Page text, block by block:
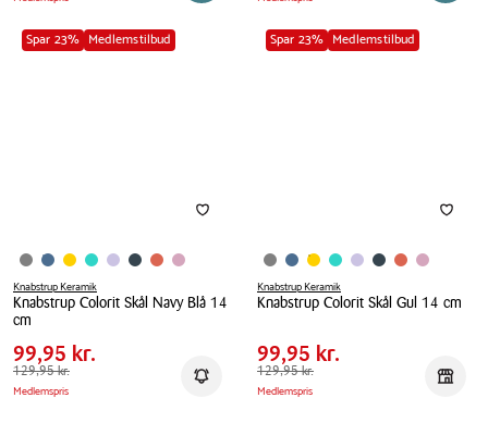
14
cm
Sand
19
Spar 23% Medlemstilbud
Knabstrup Keramik
Knabstrup Colorit Skål Navy Blå 14
cm
Knabstrup
Colorit
Skål
Pris
tabel
Pris
99,95 kr.
Spar
30,00 kr.
Førpris
99,95 kr.
129,95 kr.
Medlemspris Få besked
Spar 23% Medlemstilbud
Knabstrup Keramik
Knabstrup Colorit Skål Gul 14 cm
Colorit
Skål
Gul
Pris
Pris
99,95 kr.
Spar
30,00 kr.
Førpris
99,95 kr.
129,95 kr.
Medlemspris